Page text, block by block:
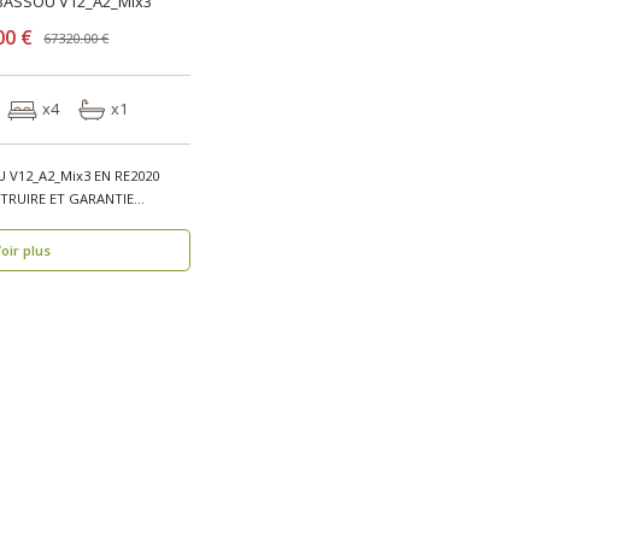
€ 67320.00 €
x4 x1
V12_A2_Mix3 EN RE2020
ET GARANTIE
plus